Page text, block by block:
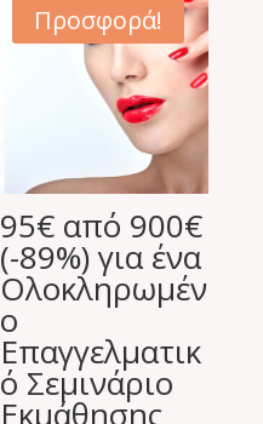
Προσφορά!
95€ από 900€
(-89%) για ένα
Ολοκληρωμέν
ο
Επαγγελματικ
ό Σεμινάριο
Εκμάθησης